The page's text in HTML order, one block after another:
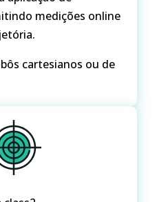
medições online
cartesianos ou de